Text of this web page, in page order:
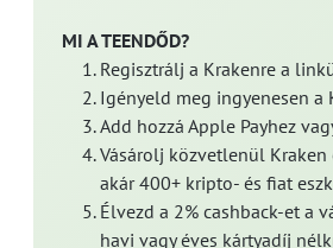
MI A TEENDŐD?
Regisztrálj a Krakenre a
Igényeld meg ingyenesen a
Add hozzá Apple Payhez
Vásárolj közvetlenül
akár 400+ kripto- és fiat
Élvezd a 2% cashback-et a
havi vagy éves kártyadíj